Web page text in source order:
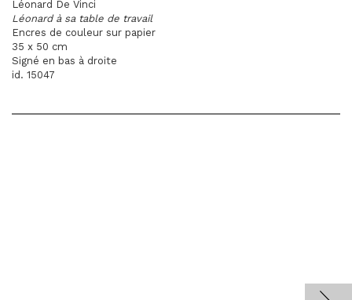
Léonard De Vinci
Léonard à sa table de travail
Encres de couleur sur papier
35 x 50 cm
Signé en bas à droite
id. 15047